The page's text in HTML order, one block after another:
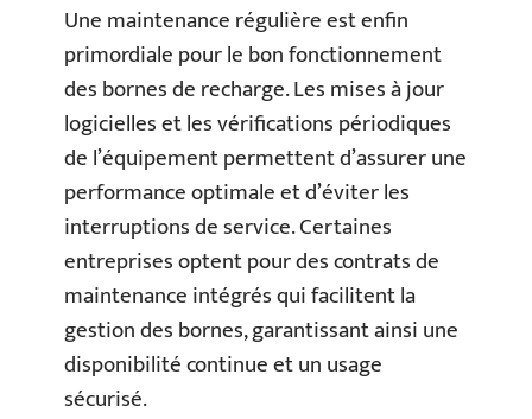
Une maintenance régulière est enfin
primordiale pour le bon fonctionnement
des bornes de recharge. Les mises à jour
logicielles et les vérifications périodiques
de l’équipement permettent d’assurer une
performance optimale et d’éviter les
interruptions de service. Certaines
entreprises optent pour des contrats de
maintenance intégrés qui facilitent la
gestion des bornes, garantissant ainsi une
disponibilité continue et un usage
sécurisé.